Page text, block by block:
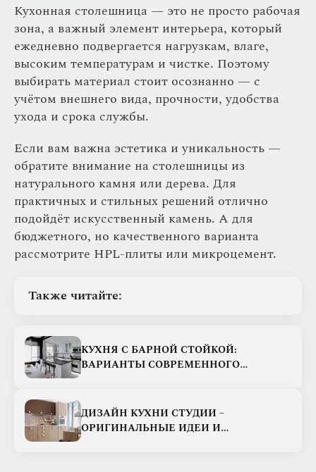
Кухонная столешница — это не просто рабочая
зона, а важный элемент интерьера, который
ежедневно подвергается нагрузкам, влаге,
высоким температурам и чистке. Поэтому
выбирать материал стоит осознанно — с
учётом внешнего вида, прочности, удобства
ухода и срока службы.
Если вам важна эстетика и уникальность —
обратите внимание на столешницы из
натурального камня или дерева. Для
практичных и стильных решений отлично
подойдёт искусственный камень. А для
бюджетного, но качественного варианта
рассмотрите HPL-плиты или микроцемент.
Также читайте:
КУХНЯ С БАРНОЙ СТОЙКОЙ:
ВАРИАНТЫ СОВРЕМЕННОГО
ДИЗАЙН КУХНИ СТУДИИ –
ОРИГИНАЛЬНЫЕ ИДЕИ И